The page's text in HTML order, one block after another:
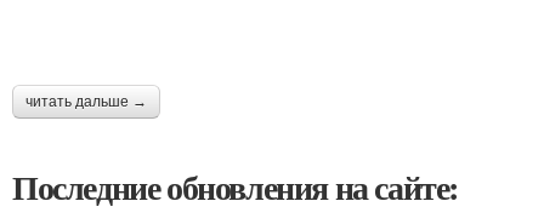
читать дальше →
Последние обновления на сайте: